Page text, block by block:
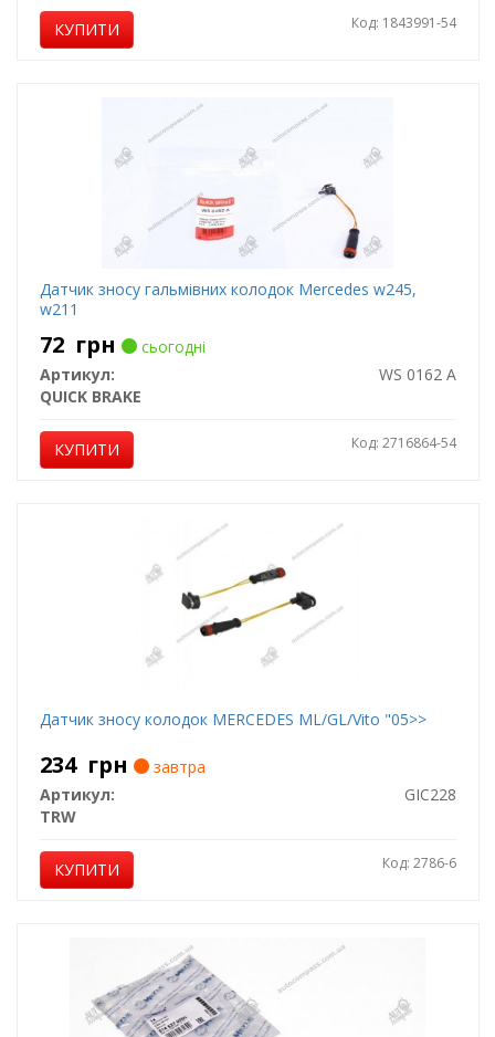
КУПИТИ Код: 1843991-54
Датчик зносу гальмівних колодок Mercedes w245,
w211
72 грн
сьогодні
Артикул:
WS 0162 A
QUICK BRAKE
КУПИТИ Код: 2716864-54
Датчик зносу колодок MERCEDES ML/GL/Vito "05>>
234 грн
завтра
Артикул:
GIC228
TRW
КУПИТИ Код: 2786-6